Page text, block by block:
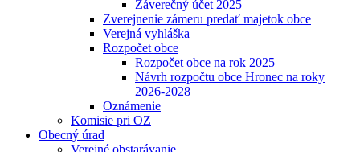
Záverečný účet 2025
Zverejnenie zámeru predať majetok obce
Verejná vyhláška
Rozpočet obce
Rozpočet obce na rok 2025
Návrh rozpočtu obce Hronec na roky
2026-2028
Oznámenie
Komisie pri OZ
Obecný úrad
Verejné obstarávanie